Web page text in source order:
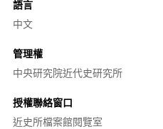
語言
中文
管理權
中央研究院近代史研究所
授權聯絡窗口
近史所檔案館閱覽室